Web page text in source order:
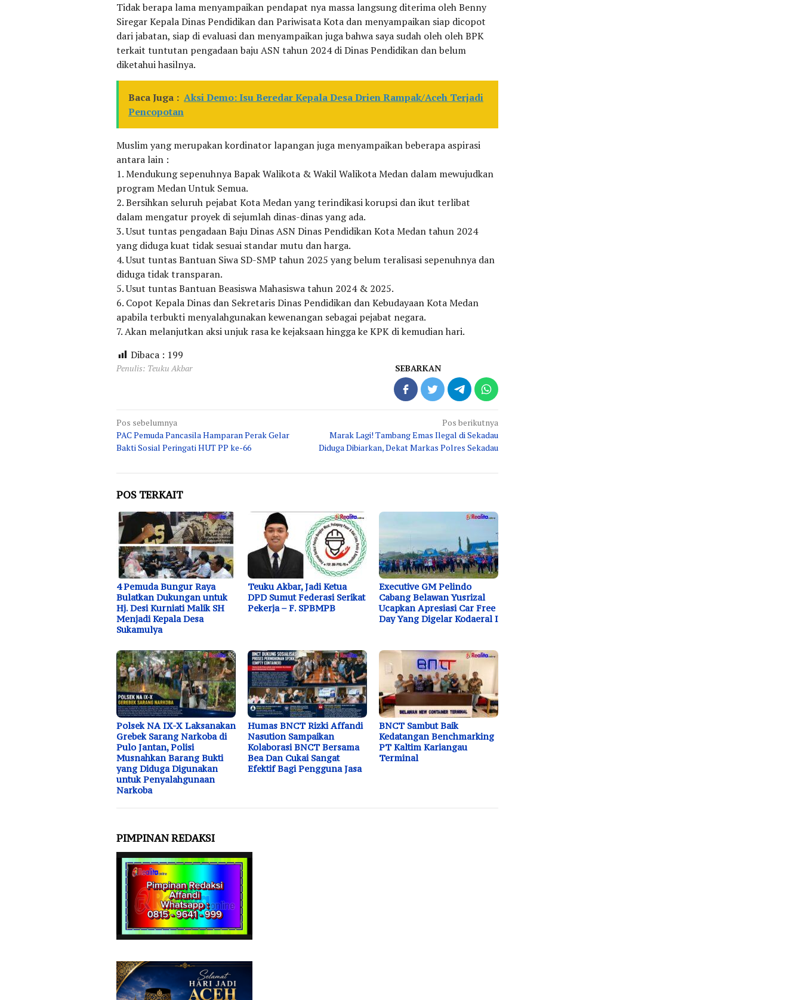
Tidak berapa lama menyampaikan pendapat nya massa langsung diterima oleh Benny
Siregar Kepala Dinas Pendidikan dan Pariwisata Kota dan menyampaikan siap dicopot
dari jabatan, siap di evaluasi dan menyampaikan juga bahwa saya sudah oleh oleh BPK
terkait tuntutan pengadaan baju ASN tahun 2024 di Dinas Pendidikan dan belum
diketahui hasilnya.
Baca Juga : Aksi Demo: Isu Beredar Kepala Desa Drien Rampak/Aceh Terjadi
Pencopotan
Muslim yang merupakan kordinator lapangan juga menyampaikan beberapa aspirasi
antara lain :
1. Mendukung sepenuhnya Bapak Walikota & Wakil Walikota Medan dalam mewujudkan
program Medan Untuk Semua.
2. Bersihkan seluruh pejabat Kota Medan yang terindikasi korupsi dan ikut terlibat
dalam mengatur proyek di sejumlah dinas-dinas yang ada.
3. Usut tuntas pengadaan Baju Dinas ASN Dinas Pendidikan Kota Medan tahun 2024
yang diduga kuat tidak sesuai standar mutu dan harga.
4. Usut tuntas Bantuan Siwa SD-SMP tahun 2025 yang belum teralisasi sepenuhnya dan
diduga tidak transparan.
5. Usut tuntas Bantuan Beasiswa Mahasiswa tahun 2024 & 2025.
6. Copot Kepala Dinas dan Sekretaris Dinas Pendidikan dan Kebudayaan Kota Medan
apabila terbukti menyalahgunakan kewenangan sebagai pejabat negara.
7. Akan melanjutkan aksi unjuk rasa ke kejaksaan hingga ke KPK di kemudian hari.
Dibaca : 199
Penulis: Teuku Akbar SEBARKAN
Navigasi
pos
Pos sebelumnya
PAC Pemuda Pancasila Hamparan Perak Gelar
Bakti Sosial Peringati HUT PP ke-66
Pos berikutnya
Marak Lagi! Tambang Emas Ilegal di Sekadau
Diduga Dibiarkan, Dekat Markas Polres Sekadau
POS TERKAIT
4 Pemuda Bungur Raya
Bulatkan Dukungan untuk
Hj. Desi Kurniati Malik SH
Menjadi Kepala Desa
Sukamulya
Teuku Akbar, Jadi Ketua
DPD Sumut Federasi Serikat
Pekerja – F. SPBMPB
Executive GM Pelindo
Cabang Belawan Yusrizal
Ucapkan Apresiasi Car Free
Day Yang Digelar Kodaeral I
Polsek NA IX-X Laksanakan
Grebek Sarang Narkoba di
Pulo Jantan, Polisi
Musnahkan Barang Bukti
yang Diduga Digunakan
untuk Penyalahgunaan
Narkoba
Humas BNCT Rizki Affandi
Nasution Sampaikan
Kolaborasi BNCT Bersama
Bea Dan Cukai Sangat
Efektif Bagi Pengguna Jasa
BNCT Sambut Baik
Kedatangan Benchmarking
PT Kaltim Kariangau
Terminal
PIMPINAN REDAKSI